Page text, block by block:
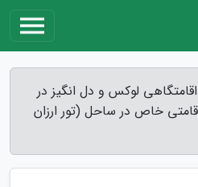
لوکس و دل انگیز در
خاص در ساحل (تور ارزان